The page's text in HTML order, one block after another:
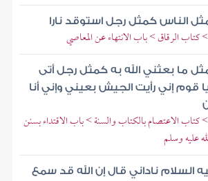
الناس كمثل رجل استوقد نارا
الرقاق > باب الانتهاء عن المعاصي
ما بعثني الله به كمثل رجل أتى
قوم إني رأيت الجيش بعيني وإني أنا
الاعتصام بالكتاب والسنة > باب الاقتداء بسنن
عليه وسلم
السلام ناداني قال إن الله قد سمع